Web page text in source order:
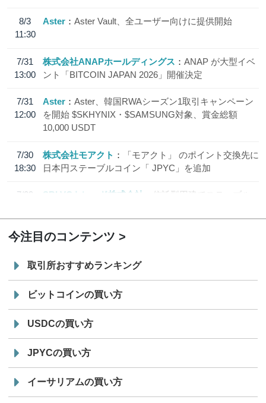
8/3
11:30
Aster Aster Vault、全ユーザー向けに提供開始
7/31
13:00
株式会社ANAPホールディングス
ANAP が大型イベ
ント「BITCOIN JAPAN 2026」開催決定
7/31
12:00
Aster
Aster、韓国RWAシーズン1取引キャンペーン
を開始 $SKHYNIX・$SAMSUNG対象、賞金総額
10,000 USDT
7/30
18:30
株式会社モアクト
「モアクト」 のポイント交換先に
日本円ステーブルコイン「 JPYC」を追加
7/29
SBI VCトレード株式会社
信託型円建てステーブル
今注目のコンテンツ
取引所おすすめランキング
ビットコインの買い方
USDCの買い方
JPYCの買い方
イーサリアムの買い方